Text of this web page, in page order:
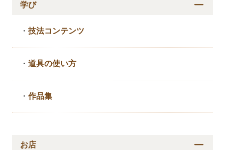
学び
・技法コンテンツ
・道具の使い方
・作品集
お店